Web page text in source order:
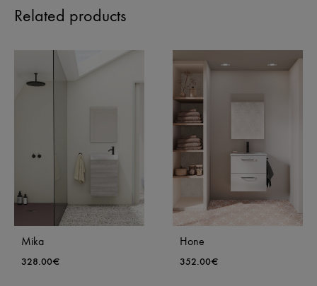
Related products
Mika
328.00€
Hone
352.00€